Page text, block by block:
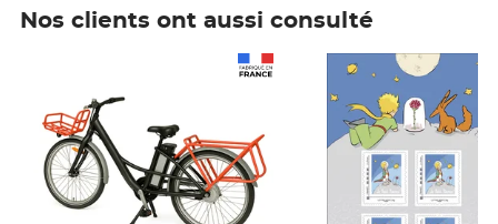
Nos clients ont aussi consulté
Prix 7,50€